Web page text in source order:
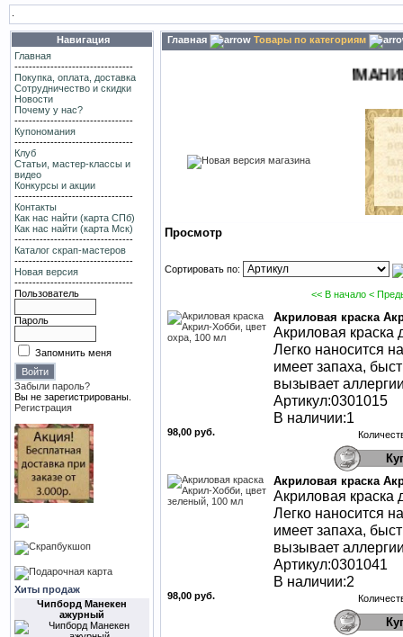
Навигация
Главная
---------------------------------
Покупка, оплата, доставка
Сотрудничество и скидки
Новости
Почему у нас?
---------------------------------
Купономания
---------------------------------
Клуб
Статьи, мастер-классы и
видео
Конкурсы и акции
---------------------------------
Контакты
Как нас найти (карта СПб)
Как нас найти (карта Мск)
---------------------------------
Каталог скрап-мастеров
---------------------------------
Новая версия
---------------------------------
Пользователь
Пароль
Запомнить меня
Забыли пароль?
Вы не зарегистрированы.
Регистрация
Хиты продаж
Чипборд Манекен
ажурный
Главная Товары по категориям
ВНИМАНИЕ!
Просмотр
Сортировать по:
<< В начало <
Акриловая краска
Акриловая краска
Легко наносится
имеет запаха,
вызывает
Артикул:0301015
В наличии:1
98,00 руб.
Акриловая краска
Акриловая краска
Легко наносится
имеет запаха,
вызывает
Артикул:0301041
В наличии:2
98,00 руб.